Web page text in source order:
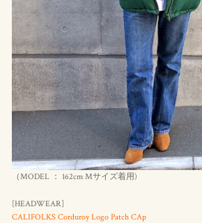
（MODEL ： 162cm Mサイズ着用)
[HEADWEAR]
CALIFOLKS Corduroy Logo Patch CAp